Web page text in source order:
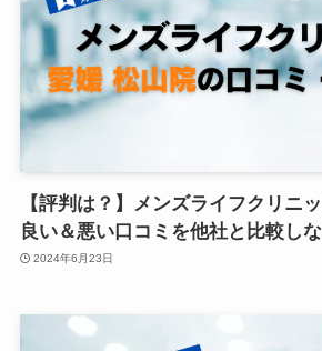
【評判は？】メンズライフクリニ
良い＆悪い口コミを他社と比較し
2024年6月23日